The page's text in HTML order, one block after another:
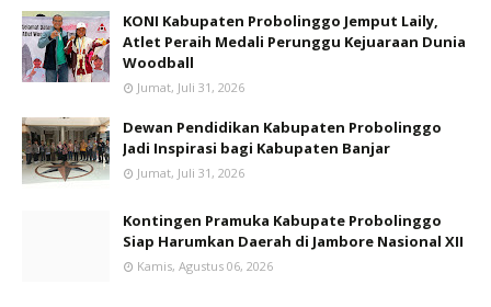
KONI Kabupaten Probolinggo Jemput Laily,
Atlet Peraih Medali Perunggu Kejuaraan Dunia
Woodball
Jumat, Juli 31, 2026
Dewan Pendidikan Kabupaten Probolinggo
Jadi Inspirasi bagi Kabupaten Banjar
Jumat, Juli 31, 2026
Kontingen Pramuka Kabupate Probolinggo
Siap Harumkan Daerah di Jambore Nasional XII
Kamis, Agustus 06, 2026